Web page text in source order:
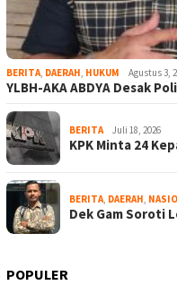
BERITA, DAERAH, HUKUM Agustus 3,
YLBH-AKA ABDYA Desak
BERITA Juli 18, 2026
KPK Minta 24
BERITA, DAERAH,
Dek Gam Soroti
POPULER